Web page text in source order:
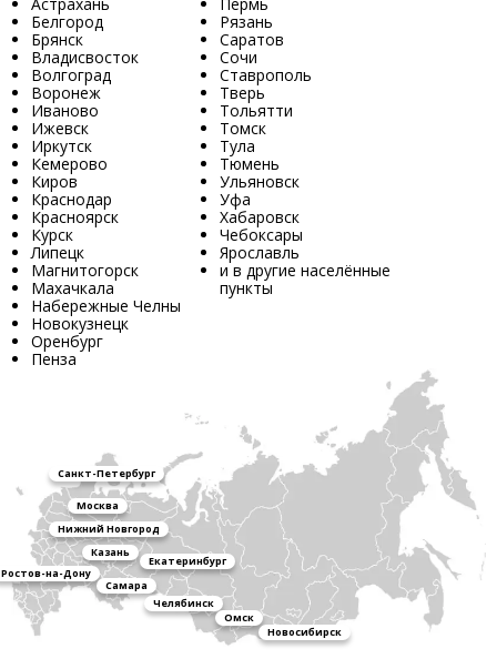
Белгород
Брянск
Владисвосток
Волгоград
Воронеж
Иваново
Ижевск
Иркутск
Кемерово
Киров
Краснодар
Красноярск
Курск
Липецк
Магнитогорск
Махачкала
Набережные Челны
Новокузнецк
Оренбург
Пенза
Рязань
Саратов
Сочи
Ставрополь
Тверь
Тольятти
Томск
Тула
Тюмень
Ульяновск
Уфа
Хабаровск
Чебоксары
Ярославль
и в другие населённые
пункты
Санкт-Петербург
Москва
Нижний Новгород
Казань
Екатеринбург
Ростов-на-Дону
Самара
Челябинск
Омск
Новосибирск